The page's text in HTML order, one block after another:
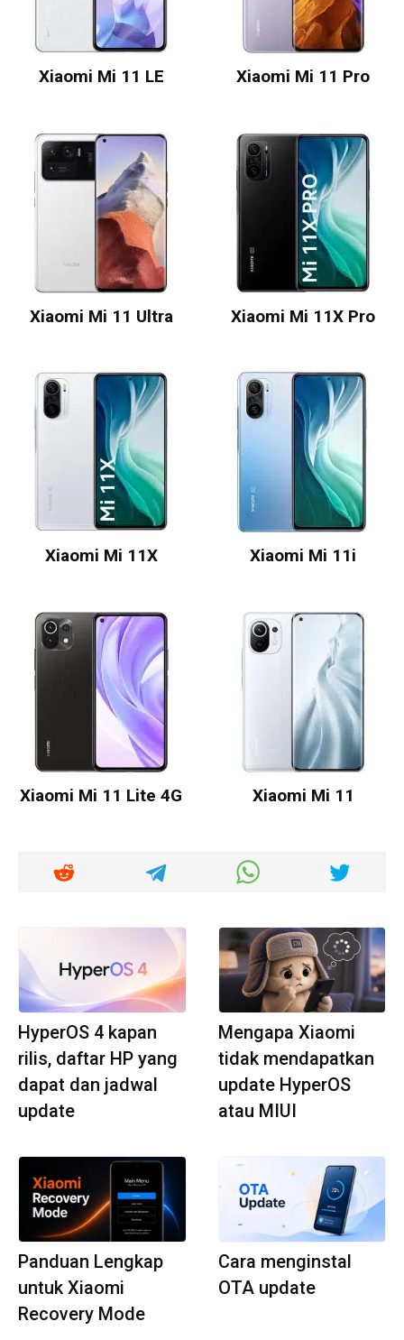
Xiaomi Mi 11 LE Xiaomi Mi 11 Pro
Xiaomi Mi 11 Ultra Xiaomi Mi 11X Pro
Xiaomi Mi 11X Xiaomi Mi 11i
Xiaomi Mi 11 Lite 4G Xiaomi Mi 11
HyperOS 4 kapan
rilis, daftar HP yang
dapat dan jadwal
update
Mengapa Xiaomi
tidak mendapatkan
update HyperOS
atau MIUI
Panduan Lengkap
untuk Xiaomi
Recovery Mode
Cara menginstal
OTA update